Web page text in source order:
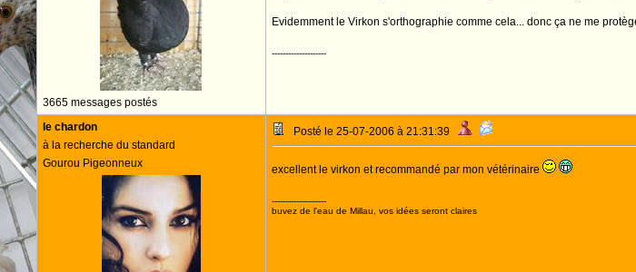
3665 messages postés
Evidemment le Virkon s'orthographie comme cela... donc ça ne me
--------------------
le chardon
à la recherche du standard
Gourou Pigeonneux
Posté le 25-07-2006 à 21:31:39
excellent le virkon et recommandé par mon vétérinaire
--------------------
buvez de l'eau de Millau, vos idées seront claires